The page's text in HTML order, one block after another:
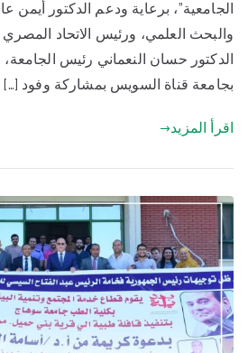
الجامعية”، برعاية ودعم الدكتور أيمن
والبحث العلمي، ورئيس الاتحاد
الدكتور حسان النعماني رئيس
بجامعة قناة السويس بمشاركة وفود […]
اقرأ المزيد